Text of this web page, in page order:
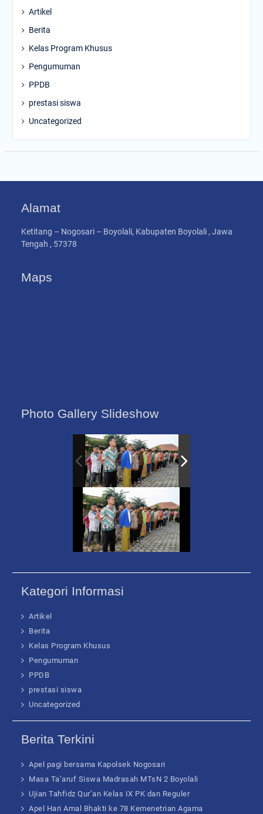
Artikel
Berita
Kelas Program Khusus
Pengumuman
PPDB
prestasi siswa
Uncategorized
Alamat
Ketitang – Nogosari – Boyolali, Kabupaten Boyolali , Jawa
Tengah , 57378
Maps
Photo Gallery Slideshow
Kategori Informasi
Artikel
Berita
Kelas Program Khusus
Pengumuman
PPDB
prestasi siswa
Uncategorized
Berita Terkini
Apel pagi bersama Kapolsek Nogosari
Masa Ta’aruf Siswa Madrasah MTsN 2 Boyolali
Ujian Tahfidz Qur’an Kelas IX PK dan Reguler
Apel Hari Amal Bhakti ke 78 Kemenetrian Agama